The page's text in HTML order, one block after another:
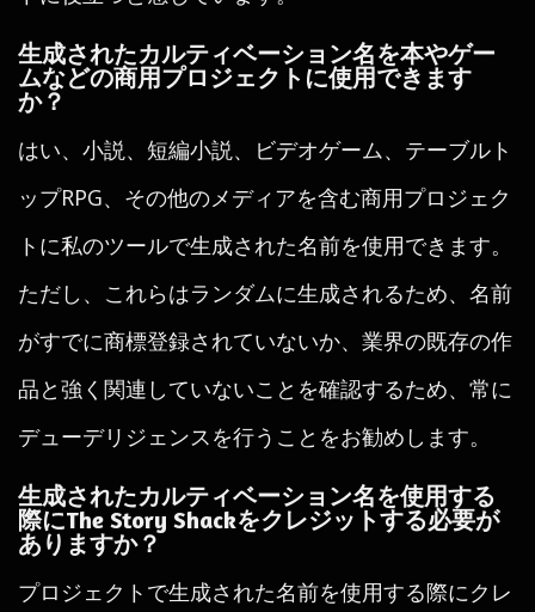
生成されたカルティベーション名を本やゲー
ムなどの商用プロジェクトに使用できます
か？
はい、小説、短編小説、ビデオゲーム、テーブルト
ップRPG、その他のメディアを含む商用プロジェク
トに私のツールで生成された名前を使用できます。
ただし、これらはランダムに生成されるため、名前
がすでに商標登録されていないか、業界の既存の作
品と強く関連していないことを確認するため、常に
デューデリジェンスを行うことをお勧めします。
生成されたカルティベーション名を使用する
際にThe Story Shackをクレジットする必要が
ありますか？
プロジェクトで生成された名前を使用する際にクレ